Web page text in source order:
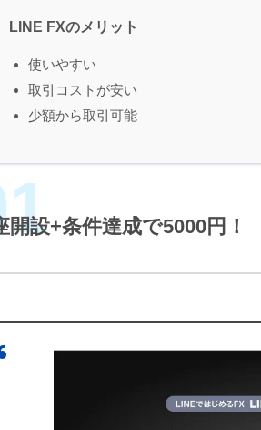
LINE FXのメリット
使いやすい
取引コストが安い
少額から取引可能
開設+条件達成で5000円！